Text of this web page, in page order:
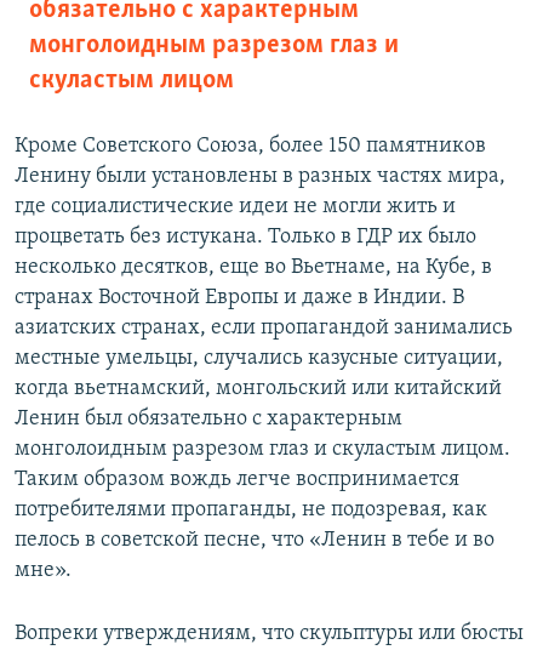
обязательно с характерным
монголоидным разрезом глаз и
скуластым лицом
Кроме Советского Союза, более 150 памятников
Ленину были установлены в разных частях мира,
где социалистические идеи не могли жить и
процветать без истукана. Только в ГДР их было
несколько десятков, еще во Вьетнаме, на Кубе, в
странах Восточной Европы и даже в Индии. В
азиатских странах, если пропагандой занимались
местные умельцы, случались казусные ситуации,
когда вьетнамский, монгольский или китайский
Ленин был обязательно с характерным
монголоидным разрезом глаз и скуластым лицом.
Таким образом вождь легче воспринимается
потребителями пропаганды, не подозревая, как
пелось в советской песне, что «Ленин в тебе и во
мне».
Вопреки утверждениям, что скульптуры или бюсты